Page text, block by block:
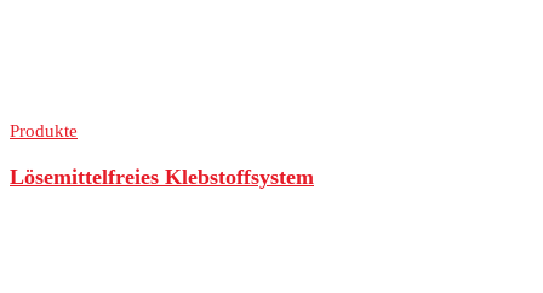
Produkte
Lösemittelfreies Klebstoffsystem